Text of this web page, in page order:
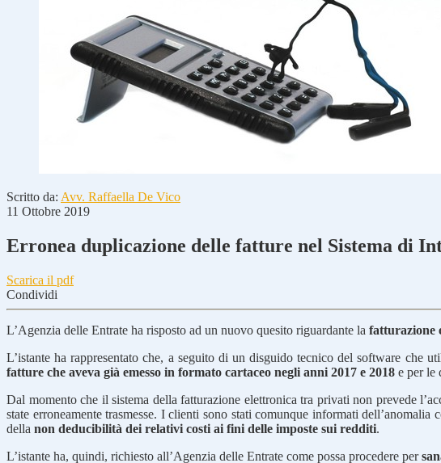
Scritto da: Avv. Raffaella De Vico
11 Ottobre 2019
Erronea duplicazione delle fatture nel Sistema di
Scarica il pdf
Condividi
L’Agenzia delle Entrate ha risposto ad un nuovo quesito riguardante la fatturazione
L’istante ha rappresentato che, a seguito di un disguido tecnico del software che
fatture che aveva già emesso in formato cartaceo negli anni 2017 e 2018 e per le
Dal momento che il sistema della fatturazione elettronica tra privati non prevede
state erroneamente trasmesse. I clienti sono stati comunque informati dell’anomalia
della non deducibilità dei relativi costi ai fini delle imposte sui redditi.
L’istante ha, quindi, richiesto all’Agenzia delle Entrate come possa procedere per